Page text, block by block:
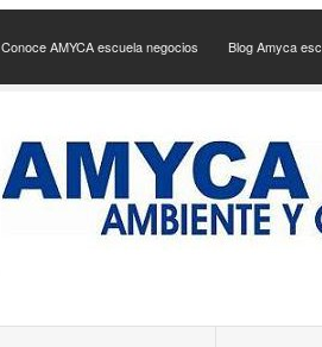
Conoce AMYCA escuela negocios Blog Amyca